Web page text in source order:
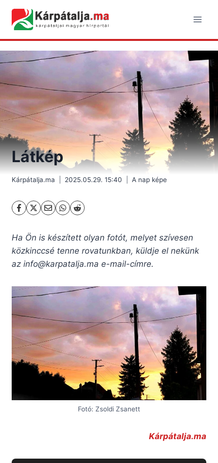
content
Látkép
Kárpátalja.ma 2025.05.29. 15:40 A nap képe
Ha Ön is készített olyan fotót, melyet szívesen
közkinccsé tenne rovatunkban, küldje el nekünk
az info@karpatalja.ma e-mail-címre.
Fotó: Zsoldi Zsanett
Kárpátalja.ma